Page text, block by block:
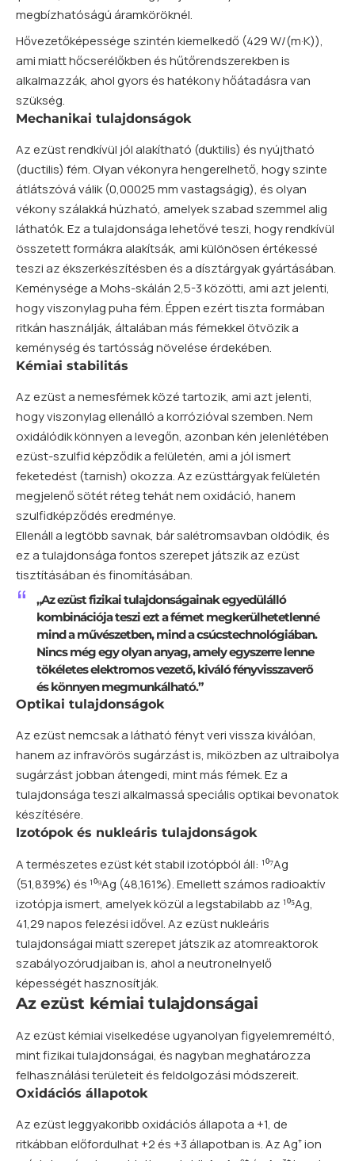
megbízhatóságú áramköröknél.
Hővezetőképessége szintén kiemelkedő (429 W/(m·K)),
ami miatt hőcserélőkben és hűtőrendszerekben is
alkalmazzák, ahol gyors és hatékony hőátadásra van
szükség.
Mechanikai tulajdonságok
Az ezüst rendkívül jól alakítható (duktilis) és nyújtható
(ductilis) fém. Olyan vékonyra hengerelhető, hogy szinte
átlátszóvá válik (0,00025 mm vastagságig), és olyan
vékony szálakká húzható, amelyek szabad szemmel alig
láthatók. Ez a tulajdonsága lehetővé teszi, hogy rendkívül
összetett formákra alakítsák, ami különösen értékessé
teszi az ékszerkészítésben és a dísztárgyak gyártásában.
Keménysége a Mohs-skálán 2,5-3 közötti, ami azt jelenti,
hogy viszonylag puha fém. Éppen ezért tiszta formában
ritkán használják, általában más fémekkel ötvözik a
keménység és tartósság növelése érdekében.
Kémiai stabilitás
Az ezüst a nemesfémek közé tartozik, ami azt jelenti,
hogy viszonylag ellenálló a korrózióval szemben. Nem
oxidálódik könnyen a levegőn, azonban kén jelenlétében
ezüst-szulfid képződik a felületén, ami a jól ismert
feketedést (tarnish) okozza. Az ezüsttárgyak felületén
megjelenő sötét réteg tehát nem oxidáció, hanem
szulfidképződés eredménye.
Ellenáll a legtöbb savnak, bár salétromsavban oldódik, és
ez a tulajdonsága fontos szerepet játszik az ezüst
tisztításában és finomításában.
„Az ezüst fizikai tulajdonságainak egyedülálló
kombinációja teszi ezt a fémet megkerülhetetlenné
mind a művészetben, mind a csúcstechnológiában.
Nincs még egy olyan anyag, amely egyszerre lenne
tökéletes elektromos vezető, kiváló fényvisszaverő
és könnyen megmunkálható.”
Optikai tulajdonságok
Az ezüst nemcsak a látható fényt veri vissza kiválóan,
hanem az infravörös sugárzást is, miközben az ultraibolya
sugárzást jobban átengedi, mint más fémek. Ez a
tulajdonsága teszi alkalmassá speciális optikai bevonatok
készítésére.
Izotópok és nukleáris tulajdonságok
A természetes ezüst két stabil izotópból áll: ¹⁰⁷Ag
(51,839%) és ¹⁰⁹Ag (48,161%). Emellett számos radioaktív
izotópja ismert, amelyek közül a legstabilabb az ¹⁰⁵Ag,
41,29 napos felezési idővel. Az ezüst nukleáris
tulajdonságai miatt szerepet játszik az atomreaktorok
szabályozórudjaiban is, ahol a neutronelnyelő
képességét hasznosítják.
Az ezüst kémiai tulajdonságai
Az ezüst kémiai viselkedése ugyanolyan figyelemreméltó,
mint fizikai tulajdonságai, és nagyban meghatározza
felhasználási területeit és feldolgozási módszereit.
Oxidációs állapotok
Az ezüst leggyakoribb oxidációs állapota a +1, de
ritkábban előfordulhat +2 és +3 állapotban is. Az Ag⁺ion